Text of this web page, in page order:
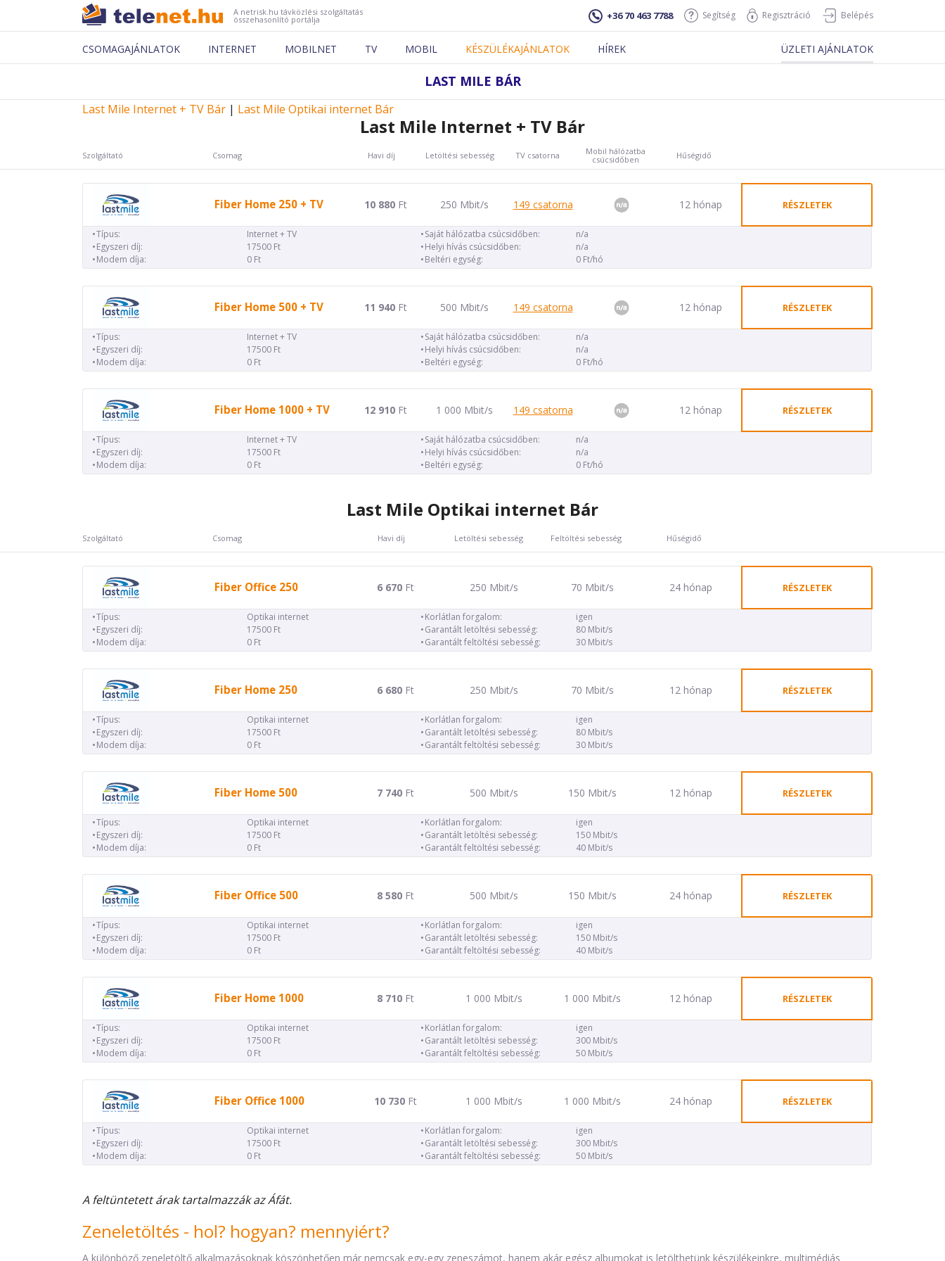
A netrisk.hu távközlési szolgáltatás
összehasonlító portálja +36 70 463 7788 Segítség Regisztráció Belépés
CSOMAGAJÁNLATOK INTERNET MOBILNET TV MOBIL KÉSZÜLÉKAJÁNLATOK HÍREK ÜZLETI AJÁNLATOK
LAST MILE BÁR
Last Mile Internet + TV Bár | Last Mile Optikai internet Bár
Last Mile Internet + TV Bár
Szolgáltató Csomag Havi díj Letöltési sebesség TV csatorna
Mobil hálózatba
csúcsidőben
Hűségidő
Fiber Home 250 + TV 10 880Ft 250 Mbit/s 149 csatorna 12 hónap RÉSZLETEK
Típus:
Internet + TV
Egyszeri díj:
17500 Ft
Modem díja:
0 Ft
Saját hálózatba csúcsidőben:
n/a
Helyi hívás csúcsidőben:
n/a
Beltéri egység:
0 Ft/hó
Fiber Home 500 + TV 11 940Ft 500 Mbit/s 149 csatorna 12 hónap RÉSZLETEK
Típus:
Internet + TV
Egyszeri díj:
17500 Ft
Modem díja:
0 Ft
Saját hálózatba csúcsidőben:
n/a
Helyi hívás csúcsidőben:
n/a
Beltéri egység:
0 Ft/hó
Fiber Home 1000 + TV 12 910Ft 1 000 Mbit/s 149 csatorna 12 hónap RÉSZLETEK
Típus:
Internet + TV
Egyszeri díj:
17500 Ft
Modem díja:
0 Ft
Saját hálózatba csúcsidőben:
n/a
Helyi hívás csúcsidőben:
n/a
Beltéri egység:
0 Ft/hó
Last Mile Optikai internet Bár
Szolgáltató Csomag Havi díj Letöltési sebesség Feltöltési sebesség Hűségidő
Fiber Office 250 6 670Ft 250 Mbit/s 70 Mbit/s 24 hónap RÉSZLETEK
Típus:
Optikai internet
Egyszeri díj:
17500 Ft
Modem díja:
0 Ft
Korlátlan forgalom:
igen
Garantált letöltési sebesség:
80 Mbit/s
Garantált feltöltési sebesség:
30 Mbit/s
Fiber Home 250 6 680Ft 250 Mbit/s 70 Mbit/s 12 hónap RÉSZLETEK
Típus:
Optikai internet
Egyszeri díj:
17500 Ft
Modem díja:
0 Ft
Korlátlan forgalom:
igen
Garantált letöltési sebesség:
80 Mbit/s
Garantált feltöltési sebesség:
30 Mbit/s
Fiber Home 500 7 740Ft 500 Mbit/s 150 Mbit/s 12 hónap RÉSZLETEK
Típus:
Optikai internet
Egyszeri díj:
17500 Ft
Modem díja:
0 Ft
Korlátlan forgalom:
igen
Garantált letöltési sebesség:
150 Mbit/s
Garantált feltöltési sebesség:
40 Mbit/s
Fiber Office 500 8 580Ft 500 Mbit/s 150 Mbit/s 24 hónap RÉSZLETEK
Típus:
Optikai internet
Egyszeri díj:
17500 Ft
Modem díja:
0 Ft
Korlátlan forgalom:
igen
Garantált letöltési sebesség:
150 Mbit/s
Garantált feltöltési sebesség:
40 Mbit/s
Fiber Home 1000 8 710Ft 1 000 Mbit/s 1 000 Mbit/s 12 hónap RÉSZLETEK
Típus:
Optikai internet
Egyszeri díj:
17500 Ft
Modem díja:
0 Ft
Korlátlan forgalom:
igen
Garantált letöltési sebesség:
300 Mbit/s
Garantált feltöltési sebesség:
50 Mbit/s
Fiber Office 1000 10 730Ft 1 000 Mbit/s 1 000 Mbit/s 24 hónap RÉSZLETEK
Típus:
Optikai internet
Egyszeri díj:
17500 Ft
Modem díja:
0 Ft
Korlátlan forgalom:
igen
Garantált letöltési sebesség:
300 Mbit/s
Garantált feltöltési sebesség:
50 Mbit/s
A feltüntetett árak tartalmazzák az Áfát.
Zeneletöltés - hol? hogyan? mennyiért?
A különböző zeneletöltő alkalmazásoknak köszönhetően már nemcsak egy-egy zeneszámot, hanem akár egész albumokat is letölthetünk készülékeinkre, multimédiás